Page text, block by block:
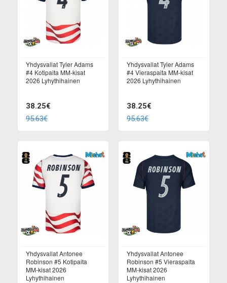
Yhdysvallat Tyler Adams
#4 Kotipaita MM-kisat
2026 Lyhythihainen
38.25€
95.63€
Yhdysvallat Tyler Adams
#4 Vieraspaita MM-kisat
2026 Lyhythihainen
38.25€
95.63€
Yhdysvallat Antonee
Robinson #5 Kotipaita
MM-kisat 2026
Lyhythihainen
Yhdysvallat Antonee
Robinson #5 Vieraspaita
MM-kisat 2026
Lyhythihainen